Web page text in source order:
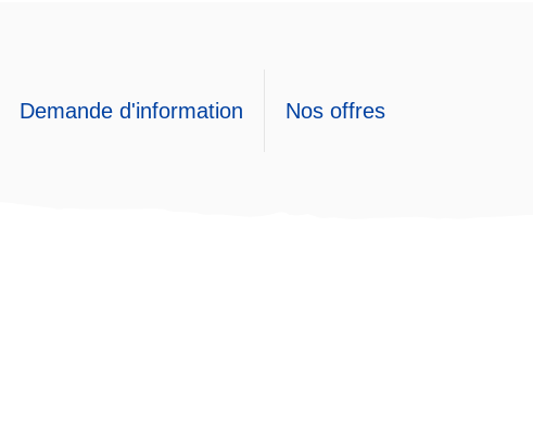
Demande d'information Nos offres